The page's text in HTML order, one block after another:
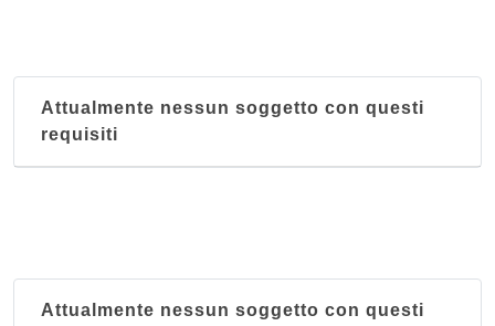
Attualmente nessun soggetto con questi
requisiti
Attualmente nessun soggetto con questi